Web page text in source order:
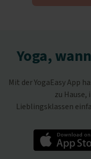
Yoga,
Mit der YogaEasy App
zu Hause,
Lieblingsklassen